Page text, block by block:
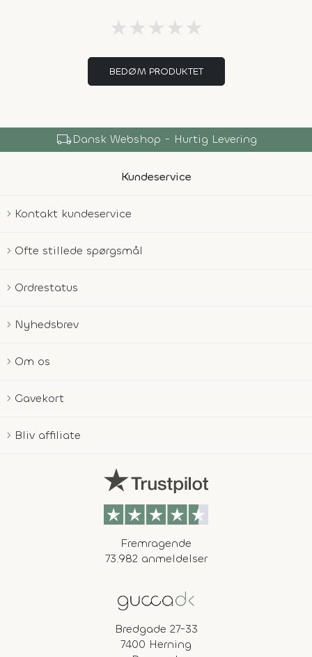
★ ★ ★ ★ ★
BEDØM PRODUKTET
local_shippingDansk Webshop - Hurtig Levering
Kundeservice
Kontakt kundeservice
Ofte stillede spørgsmål
Ordrestatus
Nyhedsbrev
Om os
Gavekort
Bliv affiliate
Fremragende
73.982 anmeldelser
Bredgade 27-33
7400 Herning